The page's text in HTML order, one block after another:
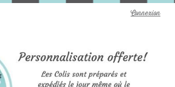
Connexion